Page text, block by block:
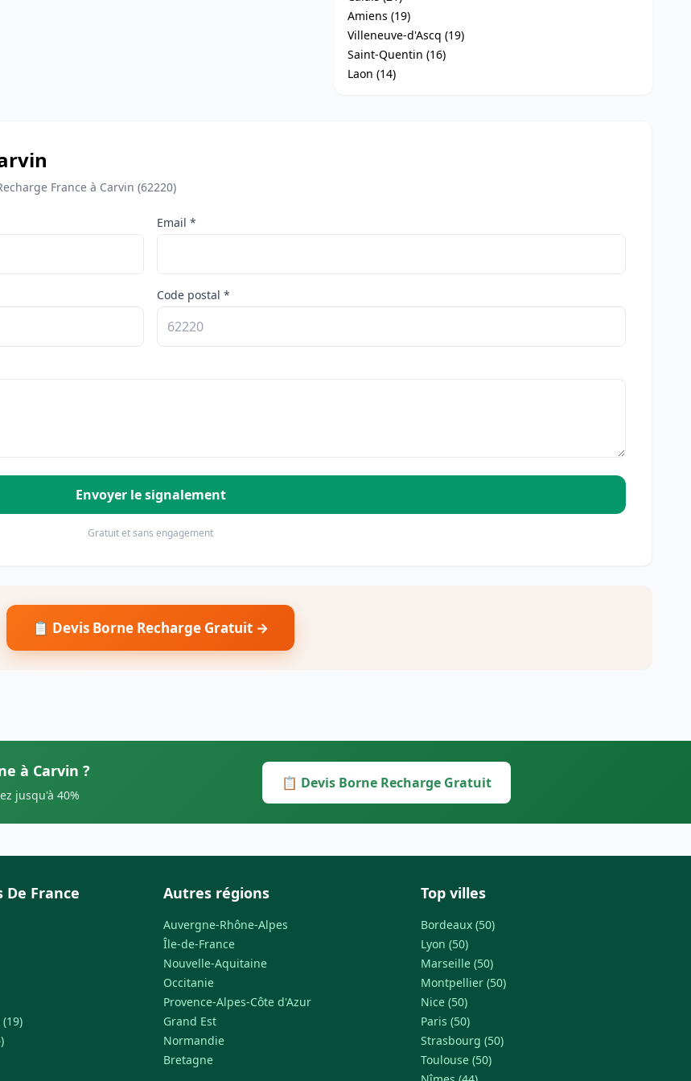
Amiens (19)
Villeneuve-d'Ascq (19)
Saint-Quentin (16)
Laon (14)
France à Carvin (62220)
Email *
Code postal *
Envoyer le signalement
Gratuit et sans engagement
📋 Devis Borne Recharge Gratuit →
à Carvin ?
jusqu'à 40%
📋 Devis Borne Recharge Gratuit
De France Autres régions
Auvergne-Rhône-Alpes
Île-de-France
Nouvelle-Aquitaine
Occitanie
Provence-Alpes-Côte d'Azur
Grand Est
Normandie
Bretagne
Top villes
Bordeaux (50)
Lyon (50)
Marseille (50)
Montpellier (50)
Nice (50)
Paris (50)
Strasbourg (50)
Toulouse (50)